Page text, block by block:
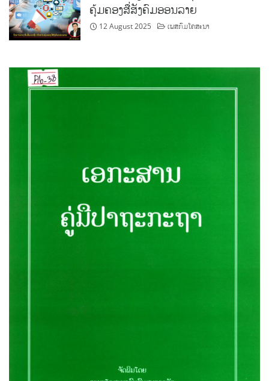
ຄຸ້ມຄອງສື່ສັງຄົມອອນລາຍ
12 August 2025 ເພສກົມໂຄສະນາ